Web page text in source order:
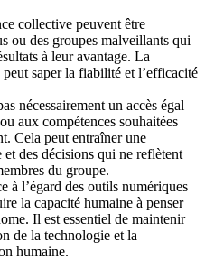
collective peuvent être
ou des groupes malveillants qui
à leur avantage. La
saper la fiabilité et l’efficacité
nécessairement un accès égal
aux compétences souhaitées
Cela peut entraîner une
des décisions qui ne reflètent
du groupe.
à l’égard des outils numériques
la capacité humaine à penser
Il est essentiel de maintenir
de la technologie et la
humaine.